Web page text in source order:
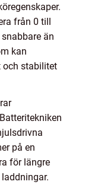
från 0 till
än
kan
och stabilitet
på en
för längre